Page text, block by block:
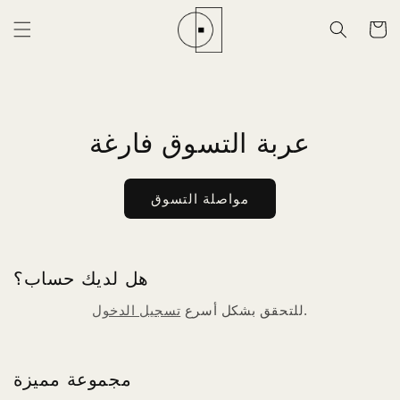
الى
المحتوى
التسوق
عربة التسوق فارغة
مواصلة التسوق
هل لديك حساب؟
تسجيل الدخول للتحقق بشكل أسرع.
مجموعة مميزة